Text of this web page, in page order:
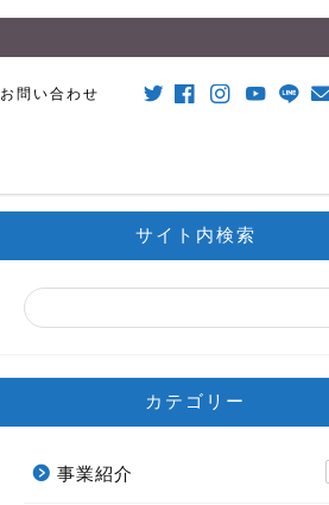
お問い合わせ
サイト内検索
カテゴリー
事業紹介